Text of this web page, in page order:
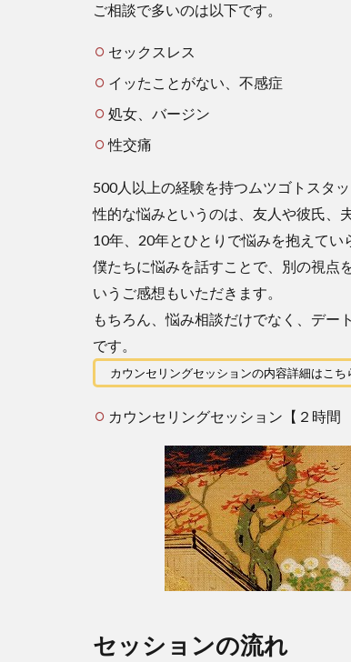
ご相談で多いのは以下です。
セックスレス
イッたことがない、不感症
処女、バージン
性交痛
500人以上の経験を持つムツゴトスタ
性的な悩みというのは、友人や彼氏、
10年、20年とひとりで悩みを抱えてい
僕たちに悩みを話すことで、別の視点
いうご感想もいただきます。
もちろん、悩み相談だけでなく、デー
です。
カウンセリングセッションの内容詳細はこち
カウンセリングセッション【２時間
セッションの流れ